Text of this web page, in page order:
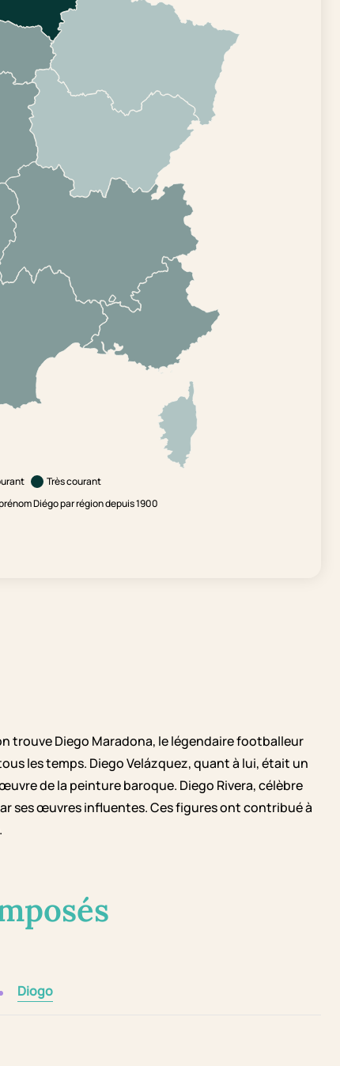
Très courant
Diégo par région depuis 1900
trouve Diego Maradona, le légendaire footballeur
les temps. Diego Velázquez, quant à lui, était un
de la peinture baroque. Diego Rivera, célèbre
ses œuvres influentes. Ces figures ont contribué à
Diogo